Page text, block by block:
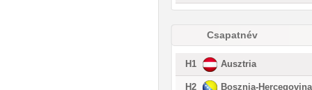
Csapatnév
H1 Ausztria
H2 Bosznia-Hercegovina